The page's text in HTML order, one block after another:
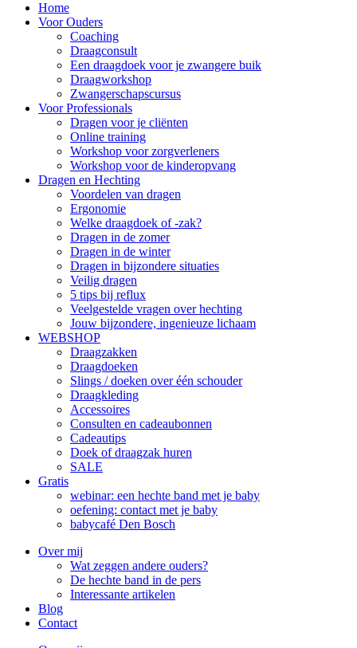
Home
Voor Ouders
Coaching
Draagconsult
Een draagdoek voor je zwangere buik
Draagworkshop
Zwangerschapscursus
Voor Professionals
Dragen voor je cliënten
Online training
Workshop voor zorgverleners
Workshop voor de kinderopvang
Dragen en Hechting
Voordelen van dragen
Ergonomie
Welke draagdoek of -zak?
Dragen in de zomer
Dragen in de winter
Dragen in bijzondere situaties
Veilig dragen
5 tips bij reflux
Veelgestelde vragen over hechting
Jouw bijzondere, ingenieuze lichaam
WEBSHOP
Draagzakken
Draagdoeken
Slings / doeken over één schouder
Draagkleding
Accessoires
Consulten en cadeaubonnen
Cadeautips
Doek of draagzak huren
SALE
Gratis
webinar: een hechte band met je baby
oefening: contact met je baby
babycafé Den Bosch
Over mij
Wat zeggen andere ouders?
De hechte band in de pers
Interessante artikelen
Blog
Contact